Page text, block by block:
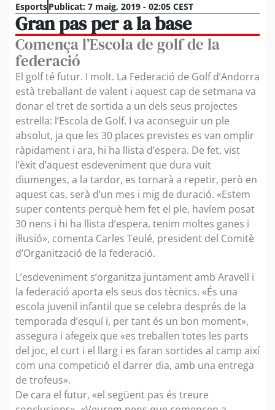
EsportsPublicat: 7 maig, 2019 - 02:05 CEST
Gran pas per a la base
Comença l’Escola de golf de la
federació
El golf té futur. I molt. La Federació de Golf d’Andorra
està treballant de valent i aquest cap de setmana va
donar el tret de sortida a un dels seus projectes
estrella: l’Escola de Golf. I va aconseguir un ple
absolut, ja que les 30 places previstes es van omplir
ràpidament i ara, hi ha llista d’espera. De fet, vist
l’èxit d’aquest esdeveniment que dura vuit
diumenges, a la tardor, es tornarà a repetir, però en
aquest cas, serà d’un mes i mig de duració. «Estem
super contents perquè hem fet el ple, havíem posat
30 nens i hi ha llista d’espera, tenim moltes ganes i
il·lusió», comenta Carles Teulé, president del Comitè
d’Organització de la federació.
L’esdeveniment s’organitza juntament amb Aravell i
la federació aporta els seus dos tècnics. «És una
escola juvenil infantil que se celebra després de la
temporada d’esquí i, per tant és un bon moment»,
assegura i afegeix que «es treballen totes les parts
del joc, el curt i el llarg i es faran sortides al camp així
com una competició el darrer dia, amb una entrega
de trofeus».
De cara el futur, «el següent pas és treure